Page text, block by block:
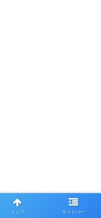
トップ サイドバー